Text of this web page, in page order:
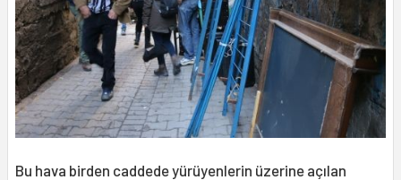
Bu hava birden caddede yürüyenlerin üzerine açılan